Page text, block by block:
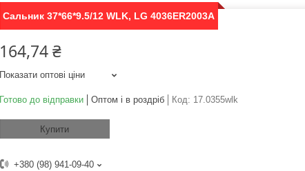
Сальник 37*66*9.5/12 WLK, LG 4036ER2003A
164,74 ₴
Показати оптові ціни
Готово до відправки Оптом і в роздріб Код: 17.0355wlk
Купити
+380 (98) 941-09-40